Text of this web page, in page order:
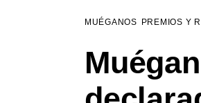
MUÉGANOS PREMIOS Y